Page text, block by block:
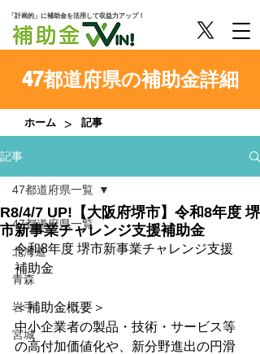
「計画的」に補助金を活用して収益力アップ！
47都道府県の補助金詳細
ホーム > 記事
記事
47都道府県一覧
北海道
青森
岩手
宮城
47都道府県一覧
R8/4/7 UP!【大阪府堺市】令和8年度 堺
市新事業チャレンジ支援補助金
令和8年度 堺市新事業チャレンジ支援
補助金
＜補助金概要＞
中小企業者の製品・技術・サービス等
の高付加価値化や、新分野進出の円滑